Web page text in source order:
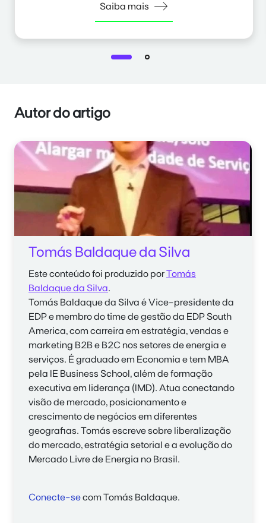
Saiba mais
Autor do artigo
Tomás Baldaque da Silva
Este conteúdo foi produzido porTomás
Baldaque da Silva.
Tomás Baldaque da Silva é Vice-presidente da
EDP e membro do time de gestão da EDP South
America, com carreira em estratégia, vendas e
marketing B2B e B2C nos setores de energia e
serviços. É graduado em Economia e tem MBA
pela IE Business School, além de formação
executiva em liderança (IMD). Atua conectando
visão de mercado, posicionamento e
crescimento de negócios em diferentes
geografias. Tomás escreve sobre liberalização
do mercado, estratégia setorial e a evolução do
Mercado Livre de Energia no Brasil.
Conecte-secom Tomás Baldaque.